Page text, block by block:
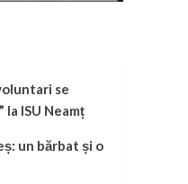
se
la ISU Neamț
un bărbat și o